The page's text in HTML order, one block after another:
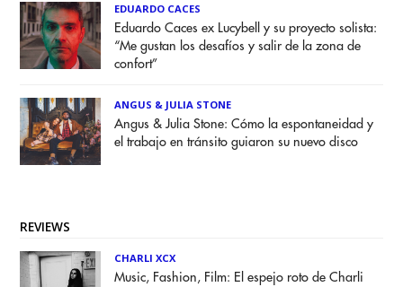
EDUARDO CACES
Eduardo Caces ex Lucybell y su proyecto solista:
“Me gustan los desafíos y salir de la zona de
confort”
ANGUS & JULIA STONE
Angus & Julia Stone: Cómo la espontaneidad y
el trabajo en tránsito guiaron su nuevo disco
REVIEWS
CHARLI XCX
Music, Fashion, Film: El espejo roto de Charli